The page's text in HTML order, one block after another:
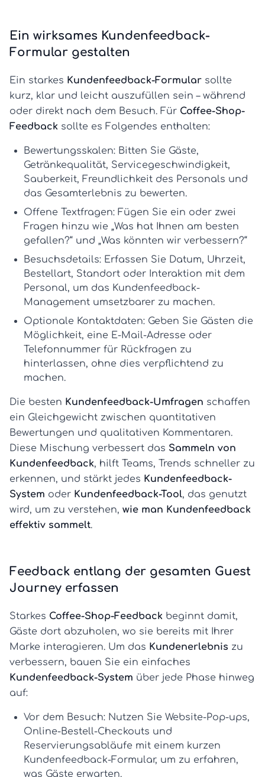
Ein wirksames Kundenfeedback-
Formular gestalten
Ein starkes Kundenfeedback-Formular sollte
kurz, klar und leicht auszufüllen sein – während
oder direkt nach dem Besuch. Für Coffee-Shop-
Feedback sollte es Folgendes enthalten:
Bewertungsskalen: Bitten Sie Gäste,
Getränkequalität, Servicegeschwindigkeit,
Sauberkeit, Freundlichkeit des Personals und
das Gesamterlebnis zu bewerten.
Offene Textfragen: Fügen Sie ein oder zwei
Fragen hinzu wie „Was hat Ihnen am besten
gefallen?“ und „Was könnten wir verbessern?“
Besuchsdetails: Erfassen Sie Datum, Uhrzeit,
Bestellart, Standort oder Interaktion mit dem
Personal, um das Kundenfeedback-
Management umsetzbarer zu machen.
Optionale Kontaktdaten: Geben Sie Gästen die
Möglichkeit, eine E-Mail-Adresse oder
Telefonnummer für Rückfragen zu
hinterlassen, ohne dies verpflichtend zu
machen.
Die besten Kundenfeedback-Umfragen schaffen
ein Gleichgewicht zwischen quantitativen
Bewertungen und qualitativen Kommentaren.
Diese Mischung verbessert das Sammeln von
Kundenfeedback, hilft Teams, Trends schneller zu
erkennen, und stärkt jedes Kundenfeedback-
System oder Kundenfeedback-Tool, das genutzt
wird, um zu verstehen, wie man Kundenfeedback
effektiv sammelt.
Feedback entlang der gesamten Guest
Journey erfassen
Starkes Coffee-Shop-Feedback beginnt damit,
Gäste dort abzuholen, wo sie bereits mit Ihrer
Marke interagieren. Um das Kundenerlebnis zu
verbessern, bauen Sie ein einfaches
Kundenfeedback-System über jede Phase hinweg
auf:
Vor dem Besuch: Nutzen Sie Website-Pop-ups,
Online-Bestell-Checkouts und
Reservierungsabläufe mit einem kurzen
Kundenfeedback-Formular, um zu erfahren,
was Gäste erwarten.